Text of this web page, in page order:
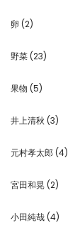
卵 (2)
野菜 (23)
果物 (5)
井上清秋 (3)
元村孝太郎 (4)
宮田和晃 (2)
小田純哉 (4)